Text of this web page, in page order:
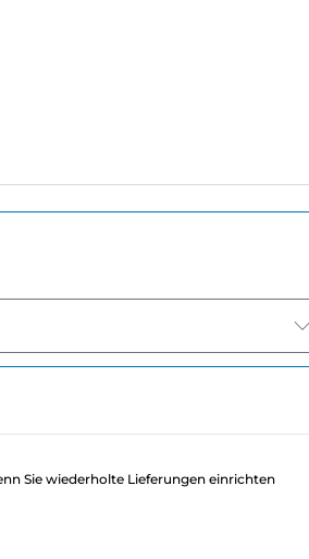
Sie wiederholte Lieferungen einrichten